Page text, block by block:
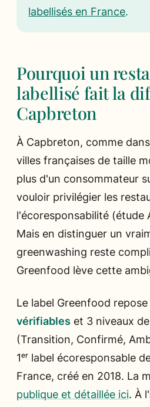
labellisés en France.
Pourquoi un
labellisé fait la
Capbreton
À Capbreton, comme
villes françaises de taille
plus d'un consommateur
vouloir privilégier les
l'écoresponsabilité (étude
Mais en distinguer un
greenwashing reste
Greenfood lève cette
Le label Greenfood repose
vérifiables et 3 niveaux
(Transition, Confirmé,
1ᵉʳ label écoresponsable
France, créé en 2018. La
publique et détaillée ici. À